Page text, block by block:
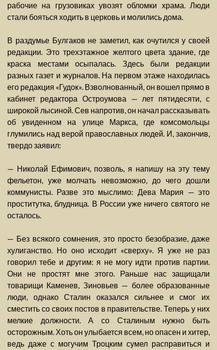
рабочие на грузовиках увозят обломки храма. Люди
стали бояться ходить в церковь и молились дома.
В раздумье Булгаков не заметил, как очутился у своей
редакции. Это трехэтажное желтого цвета здание, где
краска местами осыпалась. Здесь были редакции
разных газет и журналов. На первом этаже находилась
его редакция «Гудок». Взволнованный, он вошел прямо в
кабинет редактора Остроумова — лет пятидесяти, с
широкой лысиной. Сев напротив, он начал рассказывать
об увиденном на улице Маркса, где комсомольцы
глумились над верой православных людей. И, закончив,
твердо заявил:
— Николай Ефимович, позволь, я напишу на эту тему
фельетон, уже молчать невозможно, до чего дошли
коммунисты. Разве это мыслимо: Дева Мария — это
проститутка, блудница. В России уже ничего святого не
осталось.
— Без всякого сомнения, это просто безобразие, даже
хулиганство. Но оно исходит «сверху». Я уже не раз
говорил тебе и другим: я не могу идти против партии.
Они не простят мне этого. Раньше нас защищали
товарищи Каменев, Зиновьев — более образованные
люди, однако Сталин оказался сильнее и смог их
сместить со своих постов в правительстве. Теперь у них
мелкие должности. А со Сталиным нужно быть
осторожным. Хоть он улыбается всем, но опасен и хитер,
ведь даже с могучим Троцким сумел расправиться и